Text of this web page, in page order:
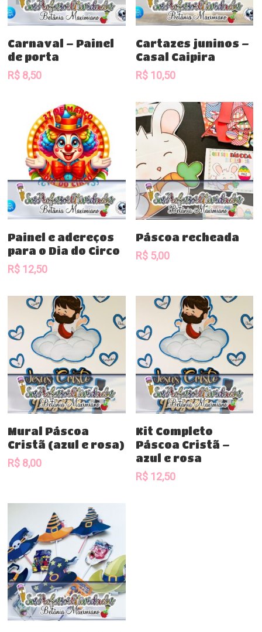
Comprar
Carnaval – Painel
de porta
R$ 8,50
Comprar
Cartazes juninos –
Casal Caipira
R$10,50
Comprar
Painel e adereços
para o Dia do Circo
R$ 12,50
Comprar
Páscoa recheada
R$5,00
Comprar
Mural Páscoa
Cristã (azul e rosa)
R$ 8,00
Comprar
Kit Completo
Páscoa Cristã –
azul e rosa
R$12,50